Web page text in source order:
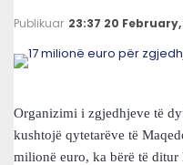
Publikuar 23:37 20
Organizimi i zgjedhjeve të
kushtojë qytetarëve të
milionë euro, ka bërë të